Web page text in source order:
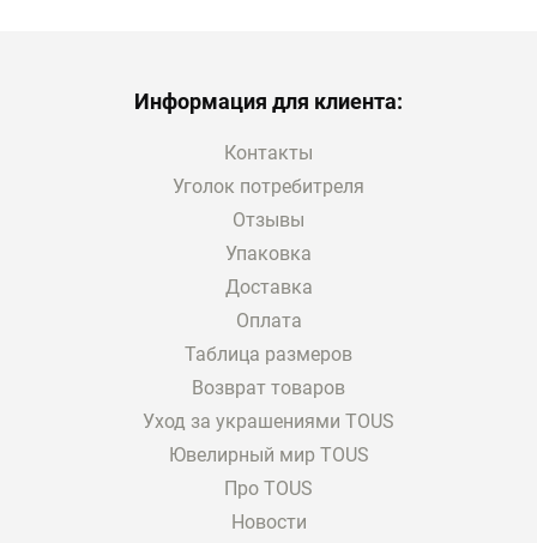
Информация для клиента:
Контакты
Уголок потребитреля
Отзывы
Упаковка
Доставка
Оплата
Таблица размеров
Возврат товаров
Уход за украшениями TOUS
Ювелирный мир TOUS
Про TOUS
Новости